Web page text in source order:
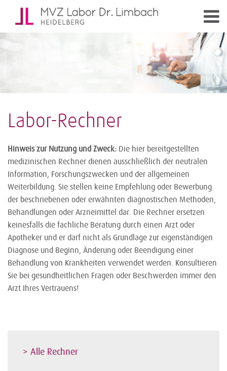
Labor-Rechner
Hinweis zur Nutzung und Zweck: Die hier bereitgestellten
medizinischen Rechner dienen ausschließlich der neutralen
Information, Forschungszwecken und der allgemeinen
Weiterbildung. Sie stellen keine Empfehlung oder Bewerbung
der beschriebenen oder erwähnten diagnostischen Methoden,
Behandlungen oder Arzneimittel dar. Die Rechner ersetzen
keinesfalls die fachliche Beratung durch einen Arzt oder
Apotheker und er darf nicht als Grundlage zur eigenständigen
Diagnose und Beginn, Änderung oder Beendigung einer
Behandlung von Krankheiten verwendet werden. Konsultieren
Sie bei gesundheitlichen Fragen oder Beschwerden immer den
Arzt Ihres Vertrauens!
> Alle Rechner